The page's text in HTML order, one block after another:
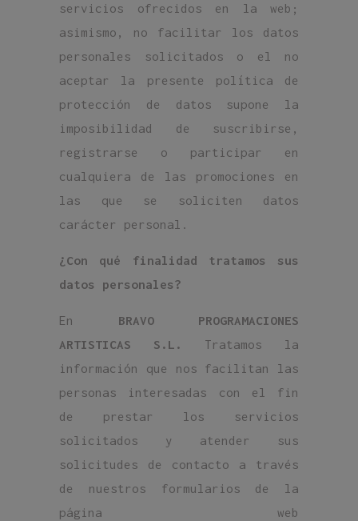
servicios ofrecidos en la web;
asimismo, no facilitar los datos
personales solicitados o el no
aceptar la presente política de
protección de datos supone la
imposibilidad de suscribirse,
registrarse o participar en
cualquiera de las promociones en
las que se soliciten datos
carácter personal.
¿Con qué finalidad tratamos sus
datos personales?
En BRAVO PROGRAMACIONES
ARTISTICAS S.L. Tratamos la
información que nos facilitan las
personas interesadas con el fin
de prestar los servicios
solicitados y atender sus
solicitudes de contacto a través
de nuestros formularios de la
página web